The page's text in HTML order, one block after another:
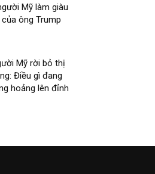
Mỹ làm giàu
ông Trump
Mỹ rời bỏ thị
Điều gì đang
hoảng lên đỉnh